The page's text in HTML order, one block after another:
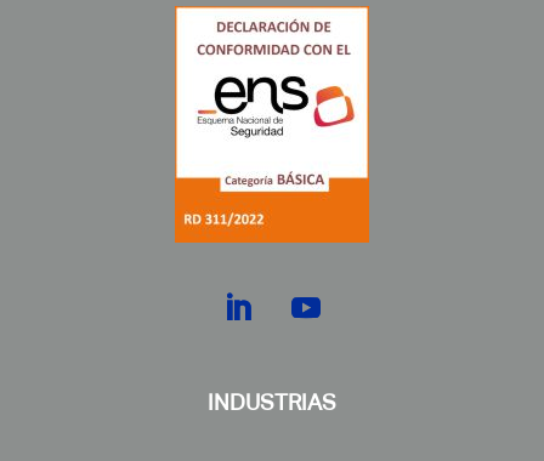
INDUSTRIAS